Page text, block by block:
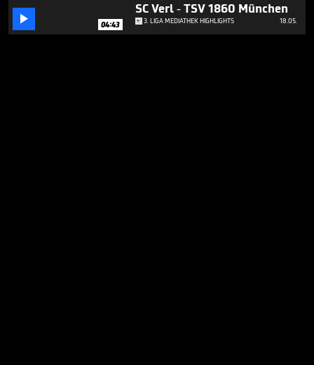
 04:43
SC Verl - TSV 1860 München
3. LIGA MEDIATHEK HIGHLIGHTS 18.05.